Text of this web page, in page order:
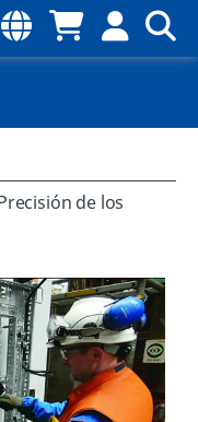
de los